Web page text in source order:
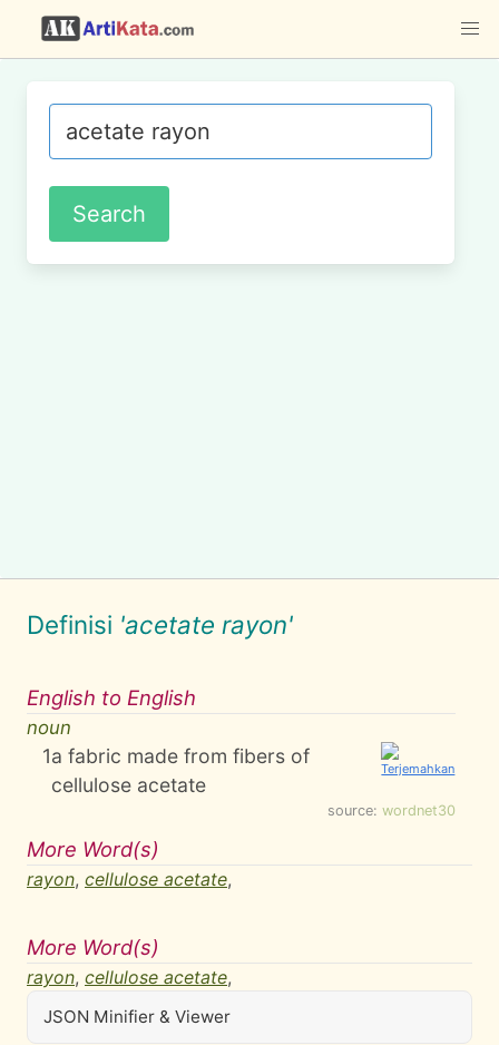
Definisi 'acetate rayon'
English to English
noun
1a fabric made from fibers of
cellulose acetate
source: wordnet30
More Word(s)
rayon, cellulose acetate,
More Word(s)
rayon, cellulose acetate,
JSON Minifier & Viewer